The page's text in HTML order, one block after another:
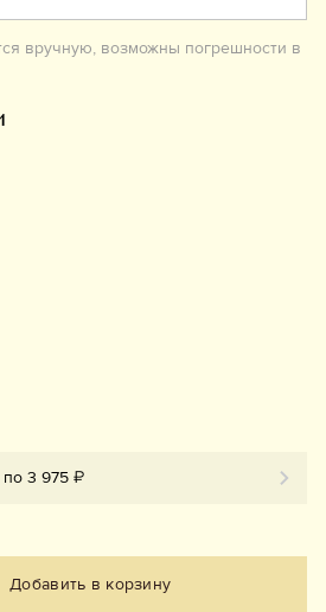
вручную, возможны погрешности в
3 975 ₽
Добавить в корзину